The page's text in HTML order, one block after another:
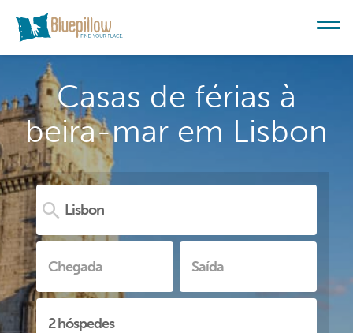
Casas de férias à
beira-mar em Lisbon